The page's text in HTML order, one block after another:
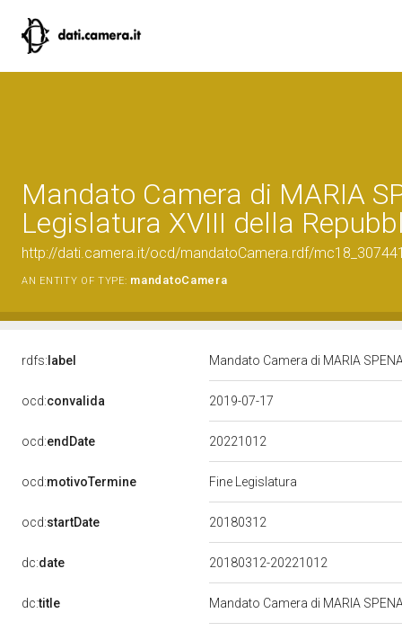
Mandato Camera di MARIA
Legislatura XVIII della
http://dati.camera.it/ocd/mandatoCamera.rdf/
AN ENTITY OF TYPE: mandatoCamera
rdfs: label Mandato Camera di MARIA
ocd:convalida 2019-07-17
ocd:endDate 20221012
ocd:motivoTermine Fine Legislatura
ocd:startDate 20180312
dc:date 20180312-20221012
dc:title Mandato Camera di MARIA